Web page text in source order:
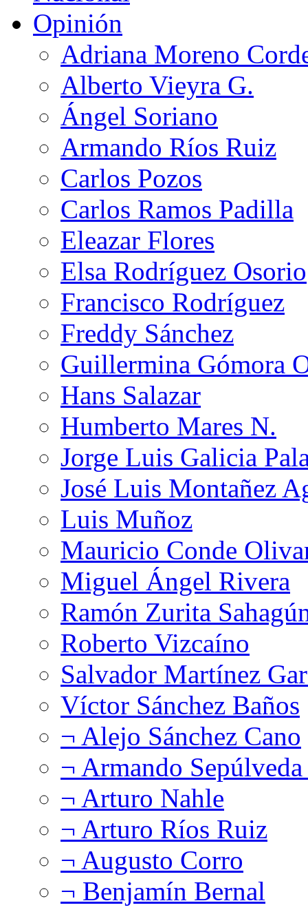
Opinión
Adriana Moreno
Alberto Vieyra G.
Ángel Soriano
Armando Ríos Ruiz
Carlos Pozos
Carlos Ramos Padilla
Eleazar Flores
Elsa Rodríguez Osorio
Francisco Rodríguez
Freddy Sánchez
Guillermina Gómora
Hans Salazar
Humberto Mares N.
Jorge Luis Galicia
José Luis Montañez
Luis Muñoz
Mauricio Conde
Miguel Ángel Rivera
Ramón Zurita
Roberto Vizcaíno
Salvador Martínez
Víctor Sánchez Baños
¬ Alejo Sánchez Cano
¬ Armando
¬ Arturo Nahle
¬ Arturo Ríos Ruiz
¬ Augusto Corro
¬ Benjamín Bernal